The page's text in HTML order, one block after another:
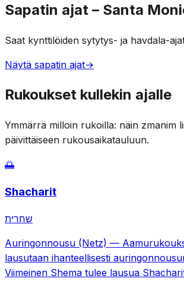
Sapatin ajat – Santa
Saat kynttilöiden sytytys- ja havdala-
Näytä sapatin ajat→
Rukoukset kullekin ajalle
Ymmärrä milloin rukoilla: näin zmanim
päivittäiseen rukousaikatauluun.
🌅
Shacharit
שחרית
Auringonnousu (Netz) —
lausutaan ihanteellisesti
Viimeinen Shema tulee lausua